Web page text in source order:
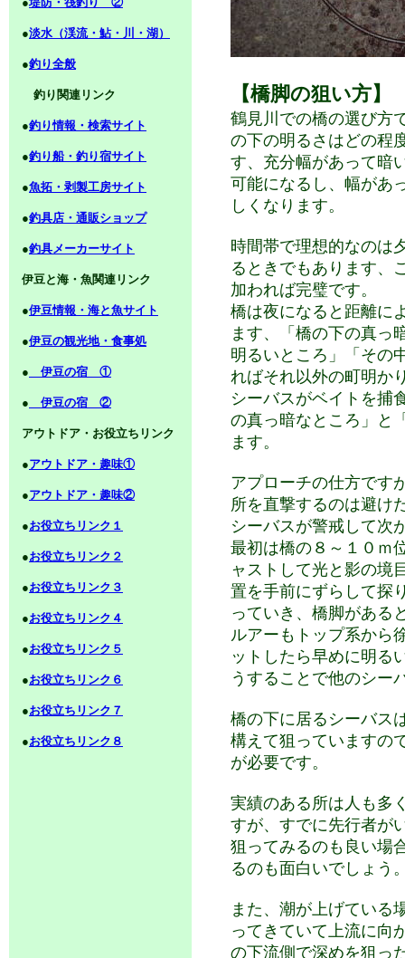
【橋脚の狙い方】
鶴見川での橋の選び方
の下の明るさはどの程
す、充分幅があって暗
可能になるし、幅があ
しくなります。
時間帯で理想的なのは
るときでもあります、
加われば完璧です。
橋は夜になると距離に
ます、「橋の下の真っ
明るいところ」「その
ればそれ以外の町明か
シーバスがベイトを捕
の真っ暗なところ」と
ます。
アプローチの仕方で
所を直撃するのは避け
シーバスが警戒して次
最初は橋の８～１０ｍ
ャストして光と影の境
置を手前にずらして探
っていき、橋脚がある
ルアーもトップ系から
ットしたら早めに明る
うすることで他のシー
橋の下に居るシーバス
構えて狙っていますの
が必要です。
実績のある所は人も多
すが、すでに先行者が
狙ってみるのも良い場
るのも面白いでしょう
また、潮が上げている
ってきていて上流に向
の下流側で深めを狙っ
●淡水（渓流・鮎・川・湖）
●釣り全般
釣り関連リンク
●釣り情報・検索サイト
●釣り船・釣り宿サイト
●魚拓・剥製工房サイト
●釣具店・通販ショップ
●釣具メーカーサイト
伊豆と海・魚関連リンク
●伊豆情報・海と魚サイト
●伊豆の観光地・食事処
● 伊豆の宿 ①
● 伊豆の宿 ②
アウトドア・お役立ちリンク
●アウトドア・趣味①
●アウトドア・趣味②
●お役立ちリンク１
●お役立ちリンク２
●お役立ちリンク３
●お役立ちリンク４
●お役立ちリンク５
●お役立ちリンク６
●お役立ちリンク７
●お役立ちリンク８